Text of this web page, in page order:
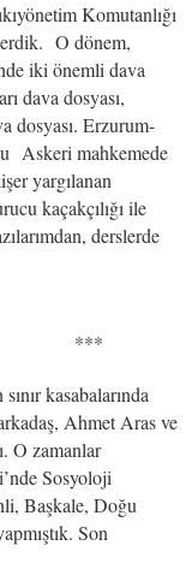
Komutanlığı
O dönem,
iki önemli dava
dava dosyası,
dosyası. Erzurum-
Askeri mahkemede
yargılanan
kaçakçılığı ile
derslerde
kasabalarında
Ahmet Aras ve
O zamanlar
Sosyoloji
Başkale, Doğu
Son